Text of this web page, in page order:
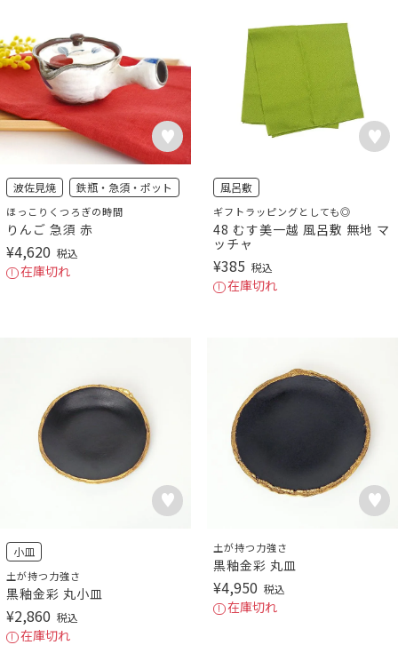
波佐見焼 鉄瓶・急須・ポット
ほっこりくつろぎの時間
りんご 急須 赤
¥4,620 税込
在庫切れ
風呂敷
ギフトラッピングとしても◎
48 むす美一越 風呂敷 無地 マ
ッチャ
¥385 税込
在庫切れ
小皿
土が持つ力強さ
黒釉金彩 丸小皿
¥2,860 税込
在庫切れ
土が持つ力強さ
黒釉金彩 丸皿
¥4,950 税込
在庫切れ